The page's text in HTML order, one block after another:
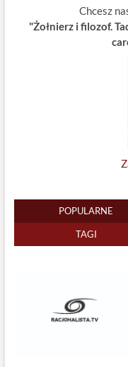
Chcesz
"Żołnierz i filozof.
POPULARNE
TAGI